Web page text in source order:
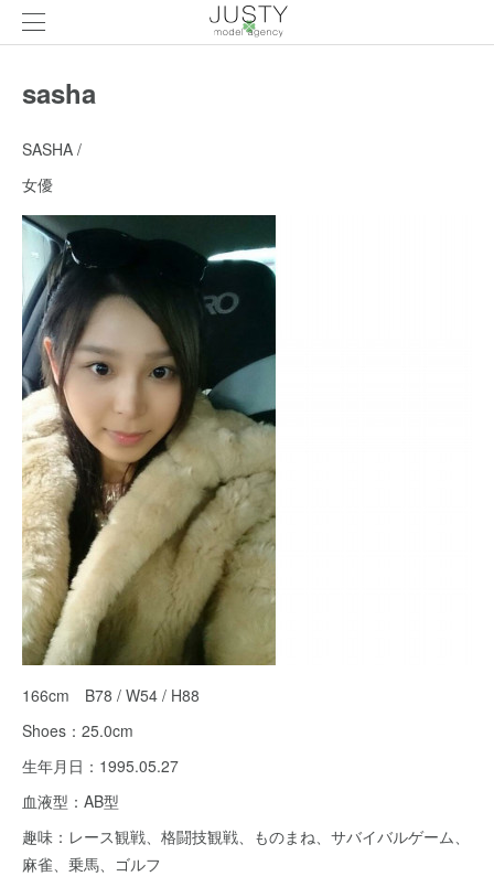
sasha
SASHA /
女優
166cm B78 / W54 / H88
Shoes：25.0cm
生年月日：1995.05.27
血液型：AB型
趣味：レース観戦、格闘技観戦、ものまね、サバイバルゲーム、
麻雀、乗馬、ゴルフ